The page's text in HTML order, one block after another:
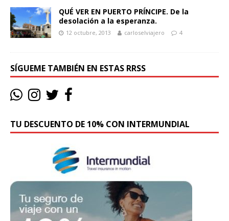
QUÉ VER EN PUERTO PRÍNCIPE. De la
desolación a la esperanza.
12 octubre, 2013 carloselviajero 4
SÍGUEME TAMBIÉN EN ESTAS RRSS
TU DESCUENTO DE 10% CON INTERMUNDIAL